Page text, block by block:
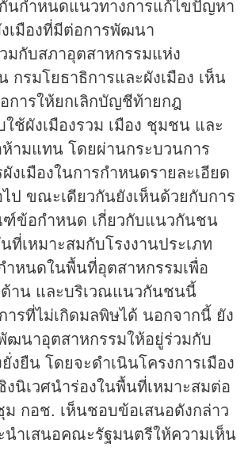
นกำหนดแนวทางการแก้ไขปัญหา
เมืองที่มีต่อการพัฒนา
มกับสภาอุตสาหกรรมแห่ง
กรมโยธาธิการและผังเมือง เห็น
การให้ยกเลิกบัญชีท้ายกฎ
ใช้ผังเมืองรวม เมือง ชุมชน และ
ามแทน โดยผ่านกระบวนการ
งเมืองในการกำหนดรายละเอียด
ป ขณะเดียวกันยังเห็นด้วยกับการ
ข้อกำหนด เกี่ยวกับแนวกันชน
ที่เหมาะสมกับโรงงานประเภท
ำหนดในพื้นที่อุตสาหกรรมเพื่อ
าน และบริเวณแนวกันชนนี้
ารที่ไม่เกิดมลพิษได้ นอกจากนี้ ยัง
ฒนาอุตสาหกรรมให้อยู่ร่วมกับ
งยืน โดยจะดำเนินโครงการเมือง
งนิเวศนำร่องในพื้นที่เหมาะสมต่อ
กอช. เห็นชอบข้อเสนอดังกล่าว
ำเสนอคณะรัฐมนตรีให้ความเห็น